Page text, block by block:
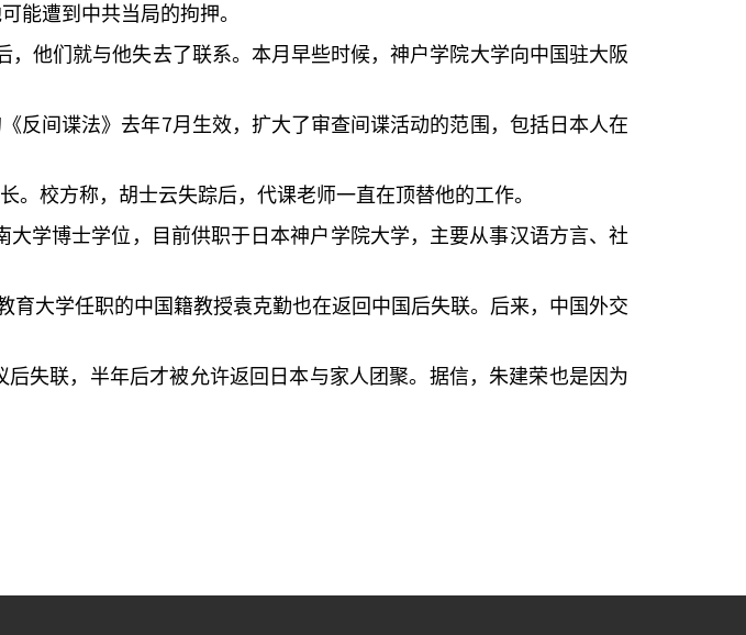
能遭到中共当局的拘押。
，他们就与他失去了联系。本月早些时候，神户学院大学向中国驻大阪
反间谍法》去年7月生效，扩大了审查间谍活动的范围，包括日本人在
校方称，胡士云失踪后，代课老师一直在顶替他的工作。
大学博士学位，目前供职于日本神户学院大学，主要从事汉语方言、社
育大学任职的中国籍教授袁克勤也在返回中国后失联。后来，中国外交
失联，半年后才被允许返回日本与家人团聚。据信，朱建荣也是因为